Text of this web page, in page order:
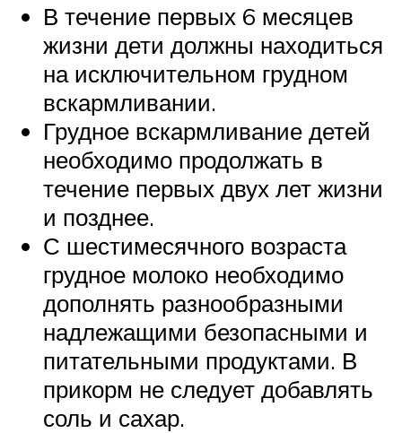
В течение первых 6 месяцев
жизни дети должны находиться
на исключительном грудном
вскармливании.
Грудное вскармливание детей
необходимо продолжать в
течение первых двух лет жизни
и позднее.
С шестимесячного возраста
грудное молоко необходимо
дополнять разнообразными
надлежащими безопасными и
питательными продуктами. В
прикорм не следует добавлять
соль и сахар.